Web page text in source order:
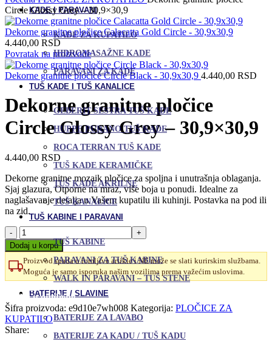
KADE I PARAVANI
KADE ZA KUPATILO
HIDROMASAŽNE KADE
PARAVANI ZA KADE
TUŠ KADE I TUŠ KANALICE
GEBERIT SESTRA TUŠ KADE
HUPPE PURANO TUŠ KADE
ROCA TERRAN TUŠ KADE
TUŠ KADE KERAMIČKE
TUŠ KADE AKRILNE
TUŠ KANALICE
TUŠ KABINE I PARAVANI
TUŠ KABINE
PARAVANI ZA TUŠ KABINE
WALK IN PARAVANI – TUŠ STENE
BATERIJE / SLAVINE
BATERIJE ZA LAVABO
BATERIJE ZA KADU / TUŠ KADU
Circle Glossy Grey – 30,9×30,9
Dekorne granitne pločice Calacatta Gold Circle - 30,9x30,9
4.440,00 RSD
Povratak na proizvode
Dekorne granitne pločice Circle Black - 30,9x30,9 4.440,00 RSD
Dekorne granitne pločice
Circle Glossy Grey – 30,9×30,9
4.440,00 RSD
Dekorne granitne mozaik pločice za spoljna i unutrašnja oblaganja.
Sjaj glazura, Otporne na mraz, više boja u ponudi. Idealne za
naglašavanje detalja u Vašem kupatilu ili kuhinji. Postavka na pod ili
na zid.
Dekorne
granitne
pločice
Circle
Glossy
-
30,9x30,9
količina
Dodaj u korpu
Proizvod spada u lomljive artikle i NE može se slati kurirskim službama.
Moguća je samo isporuka našim vozilima prema važećim uslovima.
Dodaj u omiljene
Šifra proizvoda: e9d10e7wh008 Kategorija: PLOČICE ZA
KUPATILO
Share: